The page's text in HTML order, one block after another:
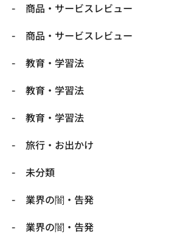
商品・サービスレビュー
商品・サービスレビュー
教育・学習法
教育・学習法
教育・学習法
旅行・お出かけ
未分類
業界の闇・告発
業界の闇・告発